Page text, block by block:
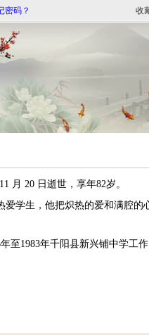
密码？ 收
月 20 日逝世，享年82岁。
学生，他把炽热的爱和满腔的
至1983年千阳县新兴铺中学工